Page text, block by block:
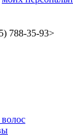
788-35-93>